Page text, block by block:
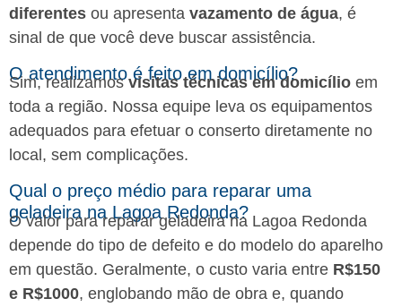
diferentes ou apresenta vazamento de água, é
sinal de que você deve buscar assistência.
O atendimento é feito em domicílio?
Sim, realizamosvisitas técnicas em domicílio em
toda a região. Nossa equipe leva os equipamentos
adequados para efetuar o conserto diretamente no
local, sem complicações.
Qual o preço médio para reparar uma
geladeira na Lagoa Redonda?
O valor para reparar geladeira na Lagoa Redonda
depende do tipo de defeito e do modelo do aparelho
em questão. Geralmente, o custo varia entre R$150
e R$1000, englobando mão de obra e, quando